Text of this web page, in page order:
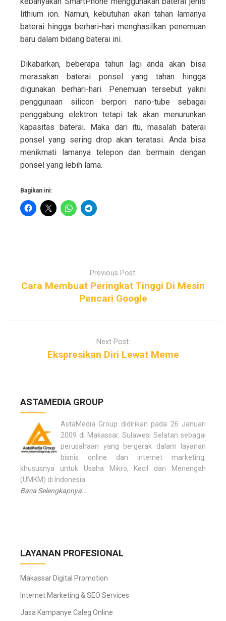
lithium ion. Namun, kebutuhan akan tahan lamanya
baterai hingga berhari-hari menghasilkan penemuan
baru dalam bidang baterai ini.
Dikabarkan, beberapa tahun lagi anda akan bisa
merasakan baterai ponsel yang tahan hingga
digunakan berhari-hari. Penemuan tersebut yakni
penggunaan silicon berpori nano-tube sebagai
penggabung elektron tetapi tak akan menurunkan
kapasitas baterai. Maka dari itu, masalah baterai
ponsel yang sering drop akan teratasi. Anda bisa
menikmati lamanya telepon dan bermain dengan
ponsel yang lebih lama.
Bagikan ini:
a
Previous Post:
Cara Membuat Peringkat Tinggi Di Mesin
Pencari Google
Next Post:
Ekspresikan Diri Lewat Meme
ASTAMEDIA GROUP
AstaMedia Group didirikan pada 26 Januari
2009 di Makassar, Sulawesi Selatan sebagai
perusahaan yang bergerak dalam layanan
bisnis online dan internet marketing,
khususnya untuk Usaha Mikro, Kecil dan Menengah
(UMKM) di Indonesia.
Baca Selengkapnya...
LAYANAN PROFESIONAL
Makassar Digital Promotion
Internet Marketing & SEO Services
Jasa Kampanye Caleg Online